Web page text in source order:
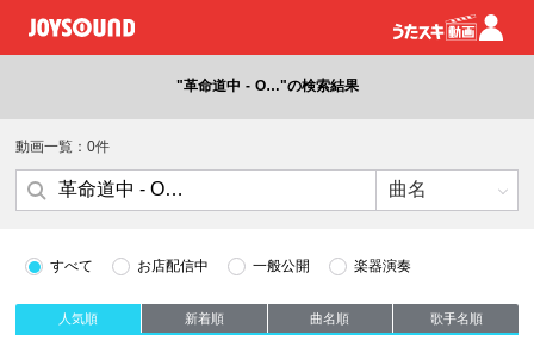
"革命道中 - O…"の検索結果
動画一覧：0件
すべて お店配信中 一般公開 楽器演奏
人気順 新着順 曲名順 歌手名順